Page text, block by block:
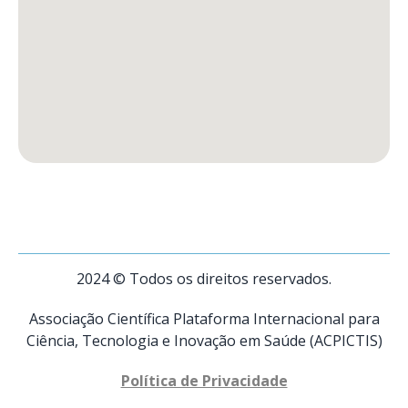
2024 © Todos os direitos reservados.
Associação Científica Plataforma Internacional para
Ciência, Tecnologia e Inovação em Saúde (ACPICTIS)
Política de Privacidade